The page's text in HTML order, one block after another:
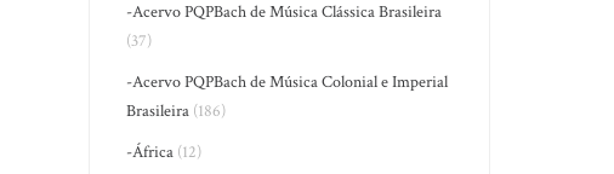
-Acervo PQPBach de Música Clássica Brasileira
(37)
-Acervo PQPBach de Música Colonial e Imperial
Brasileira (186)
-África (12)